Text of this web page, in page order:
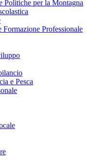
Politiche per la Montagna
Professionale
e Pesca